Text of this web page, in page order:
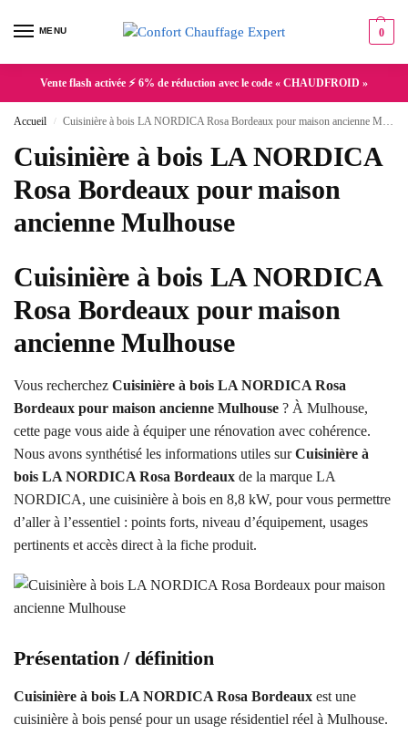
MENU 0
Vente flash activée ⚡ 6% de réduction avec le code « CHAUDFROID »
Accueil / Cuisinière à bois LA NORDICA Rosa Bordeaux pour maison ancienne Mulhouse
Cuisinière à bois LA NORDICA
Rosa Bordeaux pour maison
ancienne Mulhouse
Cuisinière à bois LA NORDICA
Rosa Bordeaux pour maison
ancienne Mulhouse
Vous recherchez Cuisinière à bois LA NORDICA Rosa
Bordeaux pour maison ancienne Mulhouse ? À Mulhouse,
cette page vous aide à équiper une rénovation avec cohérence.
Nous avons synthétisé les informations utiles surCuisinière à
bois LA NORDICA Rosa Bordeaux de la marque LA
NORDICA, une cuisinière à bois en 8,8 kW, pour vous permettre
d’aller à l’essentiel : points forts, niveau d’équipement, usages
pertinents et accès direct à la fiche produit.
Présentation / définition
Cuisinière à bois LA NORDICA Rosa Bordeaux est une
cuisinière à bois pensé pour un usage résidentiel réel à Mulhouse.